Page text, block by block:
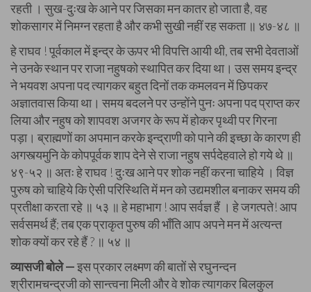
रहती । सुख-दुःख के आने पर जिसका मन कातर हो जाता है, वह
शोकसागर में निमग्न रहता है और कभी सुखी नहीं रह सकता ॥ ४७-४८ ॥
हे राघव ! पूर्वकाल में इन्द्र के ऊपर भी विपत्ति आयी थी, तब सभी देवताओं
ने उनके स्थान पर राजा नहुषको स्थापित कर दिया था। उस समय इन्द्र
ने भयवश अपना पद त्यागकर बहुत दिनों तक कमलवन में छिपकर
अज्ञातवास किया था। समय बदलने पर उन्होंने पुनः अपना पद प्राप्त कर
लिया और नहुष को शापवश अजगर के रूप में होकर पृथ्वी पर गिरना
पड़ा। ब्राह्मणों का अपमान करके इन्द्राणी को पाने की इच्छा के कारण ही
अगस्त्यमुनि के कोपपूर्वक शाप देने से राजा नहुष सर्पदेहवाले हो गये थे ॥
४९-५२ ॥ अतः हे राघव ! दुःख आने पर शोक नहीं करना चाहिये । विज्ञ
पुरुष को चाहिये कि ऐसी परिस्थिति में मन को उद्यमशील बनाकर समय की
प्रतीक्षा करता रहे ॥ ५३ ॥ हे महाभाग ! आप सर्वज्ञ हैं । हे जगत्पते! आप
सर्वसमर्थ हैं; तब एक प्राकृत पुरुष की भाँति आप अपने मन में अत्यन्त
शोक क्यों कर रहे हैं ? ॥ ५४ ॥
व्यासजी बोले —इस प्रकार लक्ष्मण की बातों से रघुनन्दन
श्रीरामचन्द्रजी को सान्त्वना मिली और वे शोक त्यागकर बिलकुल